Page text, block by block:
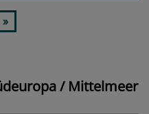
»
/ Mittelmeer